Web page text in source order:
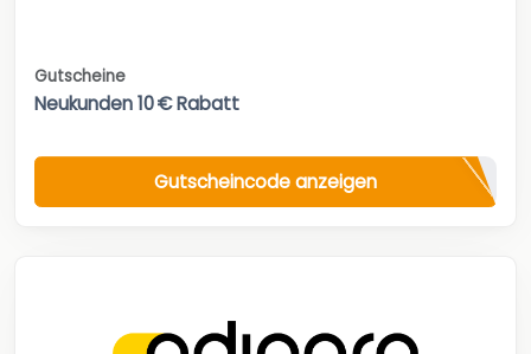
Gutscheine
Neukunden 10 € Rabatt
Gutscheincode anzeigen